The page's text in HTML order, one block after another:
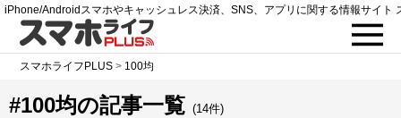
iPhone/Androidスマホやキャッシュレス決済、SNS、アプリに関する情報サイト
スマホライフPLUS > 100均
#100均の記事一覧 (14件)